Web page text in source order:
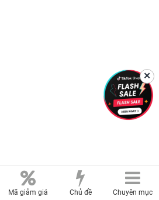
Mã giảm giá Chủ đề Chuyên mục
✕